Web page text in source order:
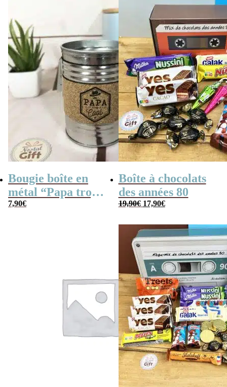
Bougie boîte en
métal “Papa trop
cool” (gris)
7,90€
Boîte à chocolats
des années 80
19,90€ Le
prix
19,90€.
17,90€Le
prix
17,90€.